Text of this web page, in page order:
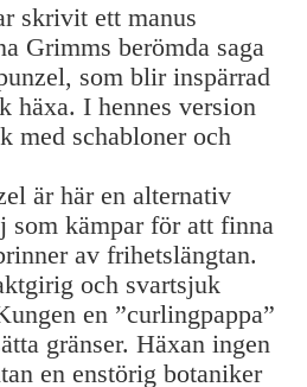
skrivit ett manus
Grimms berömda saga
som blir inspärrad
häxa. I hennes version
med schabloner och
är här en alternativ
som kämpar för att finna
av frihetslängtan.
och svartsjuk
en ”curlingpappa”
gränser. Häxan ingen
en enstörig botaniker